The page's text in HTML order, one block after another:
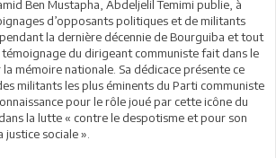
Ben Mustapha, Abdeljelil Temimi publie, à
d’opposants politiques et de militants
la dernière décennie de Bourguiba et tout
témoignage du dirigeant communiste fait dans le
mémoire nationale. Sa dédicace présente ce
militants les plus éminents du Parti communiste
pour le rôle joué par cette icône du
la lutte « contre le despotisme et pour son
sociale ».